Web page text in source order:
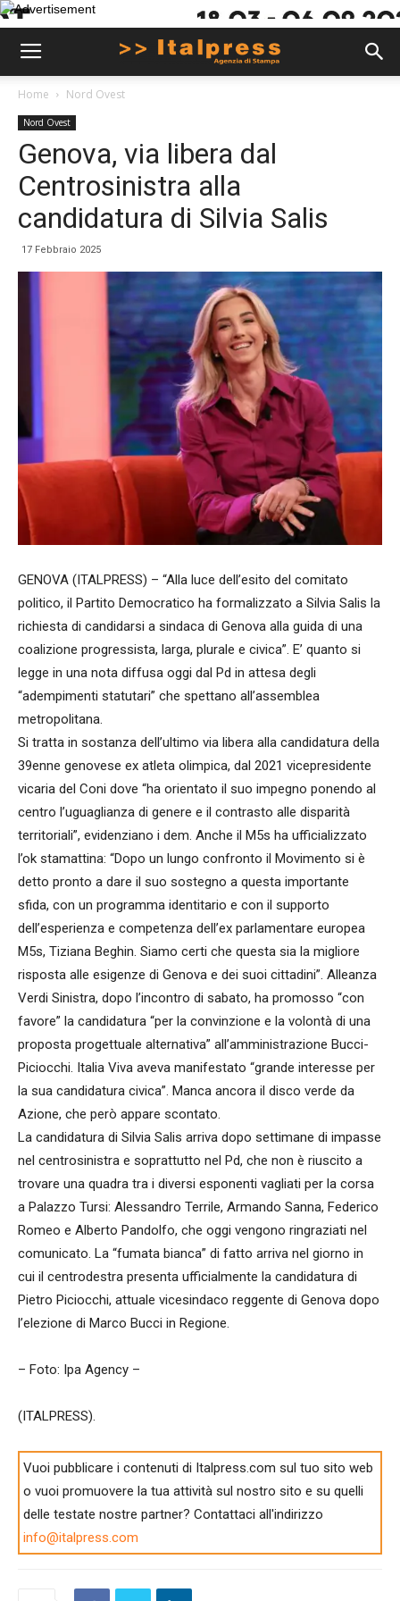
Home Nord Ovest
Nord Ovest
Genova, via libera dal
Centrosinistra alla
candidatura di Silvia Salis
17 Febbraio 2025
GENOVA (ITALPRESS) – “Alla luce dell’esito del comitato
politico, il Partito Democratico ha formalizzato a Silvia Salis la
richiesta di candidarsi a sindaca di Genova alla guida di una
coalizione progressista, larga, plurale e civica”. E’ quanto si
legge in una nota diffusa oggi dal Pd in attesa degli
“adempimenti statutari” che spettano all’assemblea
metropolitana.
Si tratta in sostanza dell’ultimo via libera alla candidatura della
39enne genovese ex atleta olimpica, dal 2021 vicepresidente
vicaria del Coni dove “ha orientato il suo impegno ponendo al
centro l’uguaglianza di genere e il contrasto alle disparità
territoriali”, evidenziano i dem. Anche il M5s ha ufficializzato
l’ok stamattina: “Dopo un lungo confronto il Movimento si è
detto pronto a dare il suo sostegno a questa importante
sfida, con un programma identitario e con il supporto
dell’esperienza e competenza dell’ex parlamentare europea
M5s, Tiziana Beghin. Siamo certi che questa sia la migliore
risposta alle esigenze di Genova e dei suoi cittadini”. Alleanza
Verdi Sinistra, dopo l’incontro di sabato, ha promosso “con
favore” la candidatura “per la convinzione e la volontà di una
proposta progettuale alternativa” all’amministrazione Bucci-
Piciocchi. Italia Viva aveva manifestato “grande interesse per
la sua candidatura civica”. Manca ancora il disco verde da
Azione, che però appare scontato.
La candidatura di Silvia Salis arriva dopo settimane di impasse
nel centrosinistra e soprattutto nel Pd, che non è riuscito a
trovare una quadra tra i diversi esponenti vagliati per la corsa
a Palazzo Tursi: Alessandro Terrile, Armando Sanna, Federico
Romeo e Alberto Pandolfo, che oggi vengono ringraziati nel
comunicato. La “fumata bianca” di fatto arriva nel giorno in
cui il centrodestra presenta ufficialmente la candidatura di
Pietro Piciocchi, attuale vicesindaco reggente di Genova dopo
l’elezione di Marco Bucci in Regione.
– Foto: Ipa Agency –
(ITALPRESS).
Vuoi pubblicare i contenuti di Italpress.com sul tuo sito web
o vuoi promuovere la tua attività sul nostro sito e su quelli
delle testate nostre partner? Contattaci all'indirizzo
info@italpress.com